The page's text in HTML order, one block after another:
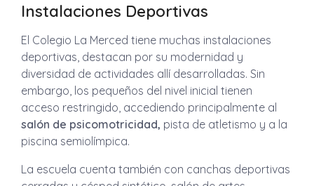
Instalaciones Deportivas
El Colegio La Merced tiene muchas instalaciones
deportivas, destacan por su modernidad y
diversidad de actividades allí desarrolladas. Sin
embargo, los pequeños del nivel inicial tienen
acceso restringido, accediendo principalmente al
salón de psicomotricidad, pista de atletismo y a la
piscina semiolímpica.
La escuela cuenta también con canchas deportivas